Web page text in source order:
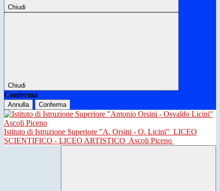
Chiudi
Chiudi
Conferma
Annulla Conferma
Istituto di Istruzione Superiore "A. Orsini - O. Licini" LICEO
SCIENTIFICO - LICEO ARTISTICO Ascoli Piceno